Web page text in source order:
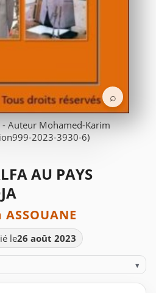
⌕
Auteur Mohamed-Karim
2023-3930-6)
AU PAYS
le26 août 2023
▾